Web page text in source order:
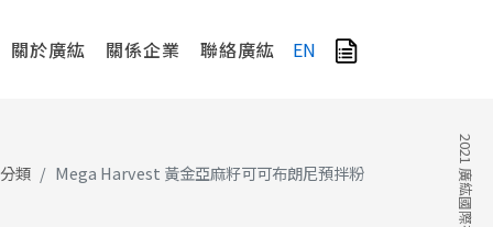
關於廣紘 關係企業 聯絡廣紘 EN
類 Mega Harvest 黃金亞麻籽可可布朗尼預拌粉